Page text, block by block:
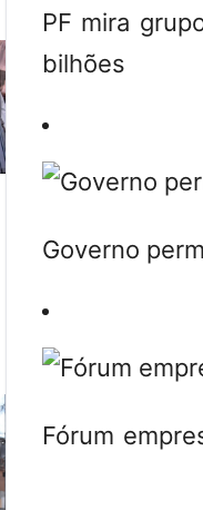
PF mira
bilhões
Governo
Fórum